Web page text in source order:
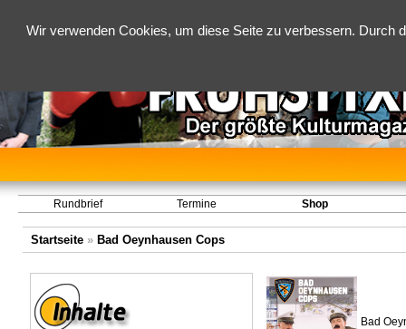
Wir verwenden Cookies, um diese Seite zu verbessern.
Rundbrief Termine Shop
Startseite» Bad Oeynhausen Cops
Bad